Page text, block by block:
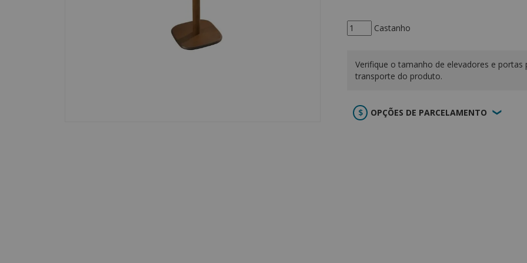
Castanho
Verifique o tamanho de elevadores e portas
transporte do produto.
OPÇÕES DE PARCELAMENTO